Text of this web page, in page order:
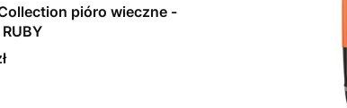
pióro wieczne -